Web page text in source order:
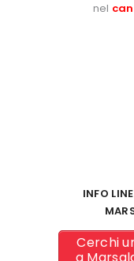
nel
INFO
Cerchi